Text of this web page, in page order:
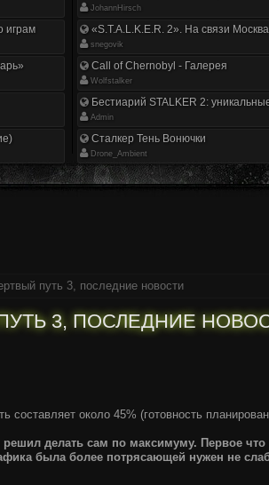
играм
JohannHirsch
«S.T.A.L.K.E.R. 2». На связи Москва
snegovik
Call of Chernobyl - Галерея
Wolfstalker
Бестиарий STALKER 2:
Аdmin
Сталкер Тень Вонючки
Drone_Ambient
путь 3, последние новости
3, ПОСЛЕДНИЕ
составляет около 45% (готовность
делать сам по максимуму. Первое что
была более потрясающей нужен не